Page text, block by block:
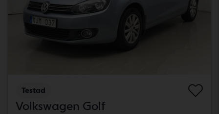
Testad
Volkswagen Golf